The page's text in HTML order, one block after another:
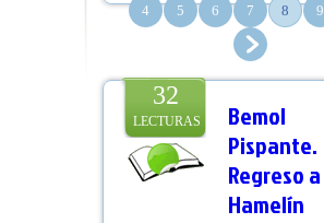
4 5 6 7 8 9
32
LECTURAS
Bemol
Pispante.
Regreso a
Hamelín